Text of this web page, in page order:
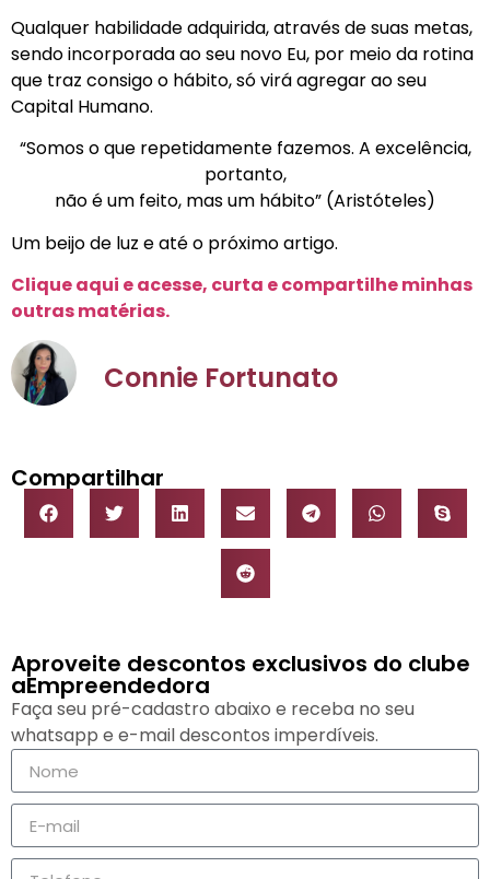
Qualquer habilidade adquirida, através de suas metas,
sendo incorporada ao seu novo Eu, por meio da rotina
que traz consigo o hábito, só virá agregar ao seu
Capital Humano.
“Somos o que repetidamente fazemos. A excelência,
portanto,
não é um feito, mas um hábito” (Aristóteles)
Um beijo de luz e até o próximo artigo.
Clique aqui e acesse, curta e compartilhe minhas
outras matérias.
Connie Fortunato
Compartilhar
Aproveite descontos exclusivos do clube
aEmpreendedora
Faça seu pré-cadastro abaixo e receba no seu
whatsapp e e-mail descontos imperdíveis.